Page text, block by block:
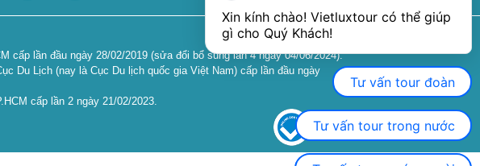
cấp lần đầu ngày 28/02/2019 (sửa đổi bổ sung lần 4 ngày 04/06/2024).
Du Lịch (nay là Cục Du lịch quốc gia Việt Nam) cấp lần đầu ngày
cấp lần 2 ngày 21/02/2023.
Xin kính chào! Vietluxtour có thể giúp
gì cho Quý Khách!
Tư vấn tour đoàn
Tư vấn tour trong nước